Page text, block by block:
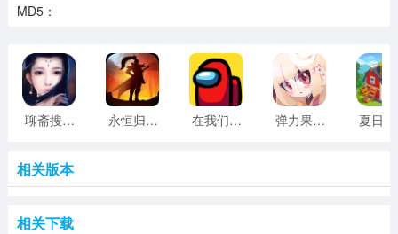
MD5：
聊斋搜神记手游 v2.0.1 安卓版 永恒归来手游 在我们之间追风汉化mod v2020.9.9 安卓版 弹力果冻手游手机版
相关版本
相关下载